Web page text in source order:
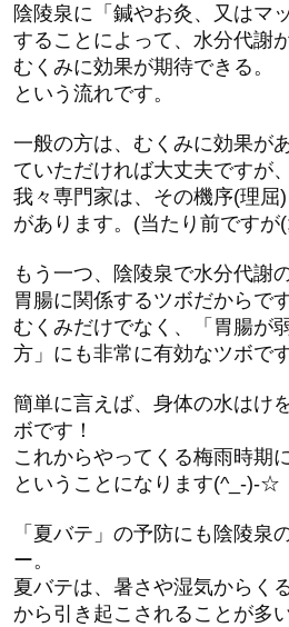
陰陵泉に「鍼やお灸、又はマ
することによって、水分代謝
むくみに効果が期待できる。
という流れです。
一般の方は、むくみに効果が
ていただければ大丈夫ですが、
我々専門家は、その機序(理屈
があります。(当たり前ですが
もう一つ、陰陵泉で水分代謝
胃腸に関係するツボだからです
むくみだけでなく、「胃腸が
方」にも非常に有効なツボです
簡単に言えば、身体の水はけ
ボです！
これからやってくる梅雨時期
ということになります(^_-)-☆
「夏バテ」の予防にも陰陵泉
ー。
夏バテは、暑さや湿気からく
から引き起こされることが多